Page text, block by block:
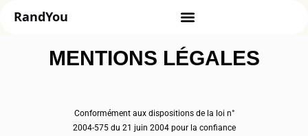
MENTIONS LÉGALES
Conformément aux dispositions de la loi n°
2004-575 du 21 juin 2004 pour la confiance